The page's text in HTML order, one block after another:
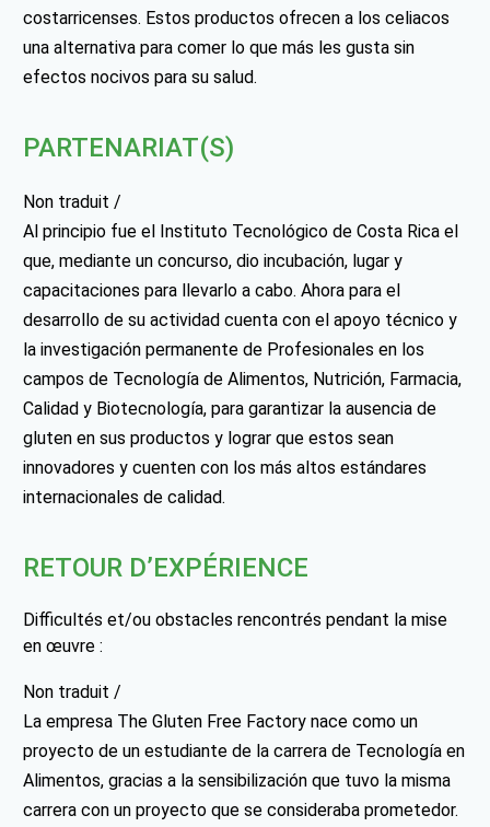
costarricenses. Estos productos ofrecen a los celiacos
una alternativa para comer lo que más les gusta sin
efectos nocivos para su salud.
PARTENARIAT(S)
Non traduit /
Al principio fue el Instituto Tecnológico de Costa Rica el
que, mediante un concurso, dio incubación, lugar y
capacitaciones para llevarlo a cabo. Ahora para el
desarrollo de su actividad cuenta con el apoyo técnico y
la investigación permanente de Profesionales en los
campos de Tecnología de Alimentos, Nutrición, Farmacia,
Calidad y Biotecnología, para garantizar la ausencia de
gluten en sus productos y lograr que estos sean
innovadores y cuenten con los más altos estándares
internacionales de calidad.
RETOUR D’EXPÉRIENCE
Difficultés et/ou obstacles rencontrés pendant la mise
en œuvre :
Non traduit /
La empresa The Gluten Free Factory nace como un
proyecto de un estudiante de la carrera de Tecnología en
Alimentos, gracias a la sensibilización que tuvo la misma
carrera con un proyecto que se consideraba prometedor.